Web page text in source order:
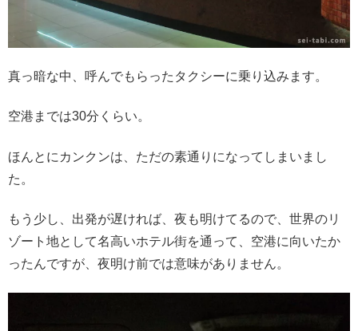
真っ暗な中、呼んでもらったタクシーに乗り込みます。
空港までは30分くらい。
ほんとにカンクンは、ただの素通りになってしまいまし
た。
もう少し、出発が遅ければ、夜も明けてるので、世界のリ
ゾート地として名高いホテル街を通って、空港に向いたか
ったんですが、夜明け前では意味がありません。